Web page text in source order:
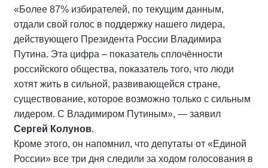
«Более 87% избирателей, по текущим данным,
отдали свой голос в поддержку нашего лидера,
действующего Президента России Владимира
Путина. Эта цифра – показатель сплочённости
российского общества, показатель того, что люди
хотят жить в сильной, развивающейся стране,
существование, которое возможно только с сильным
лидером. С Владимиром Путиным», — заявил
Сергей Колунов.
Кроме этого, он напомнил, что депутаты от «Единой
России» все три дня следили за ходом голосования в